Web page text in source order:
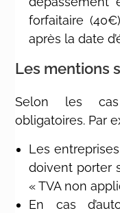
forfaitaire
après la date
Les mentions
Selon les cas
obligatoires. Par
Les
doivent porter
« TVA non
En cas